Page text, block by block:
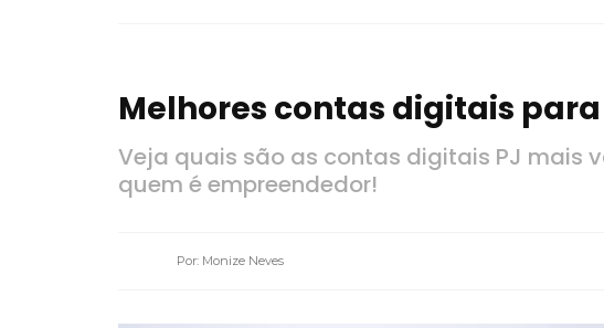
Melhores contas digitais para
Veja quais são as contas digitais PJ mais
quem é empreendedor!
Por: Monize Neves